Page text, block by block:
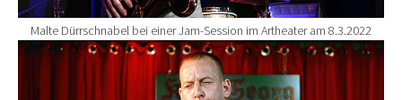
Malte Dürrschnabel bei einer Jam-Session im Artheater am 8.3.2022
Show larger version for: